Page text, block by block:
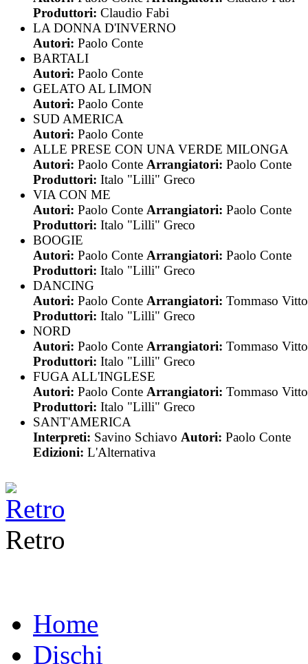
Produttori: Claudio Fabi
LA DONNA D'INVERNO
Autori: Paolo Conte
BARTALI
Autori: Paolo Conte
GELATO AL LIMON
Autori: Paolo Conte
SUD AMERICA
Autori: Paolo Conte
ALLE PRESE CON UNA VERDE MILONGA
Autori: Paolo Conte Arrangiatori: Paolo Conte
Produttori: Italo "Lilli" Greco
VIA CON ME
Autori: Paolo Conte Arrangiatori: Paolo Conte
Produttori: Italo "Lilli" Greco
BOOGIE
Autori: Paolo Conte Arrangiatori: Paolo Conte
Produttori: Italo "Lilli" Greco
DANCING
Autori: Paolo Conte Arrangiatori: Tommaso
Produttori: Italo "Lilli" Greco
NORD
Autori: Paolo Conte Arrangiatori: Tommaso
Produttori: Italo "Lilli" Greco
FUGA ALL'INGLESE
Autori: Paolo Conte Arrangiatori: Tommaso
Produttori: Italo "Lilli" Greco
SANT'AMERICA
Interpreti: Savino Schiavo Autori: Paolo Conte
Edizioni: L'Alternativa
Retro
Home
Dischi